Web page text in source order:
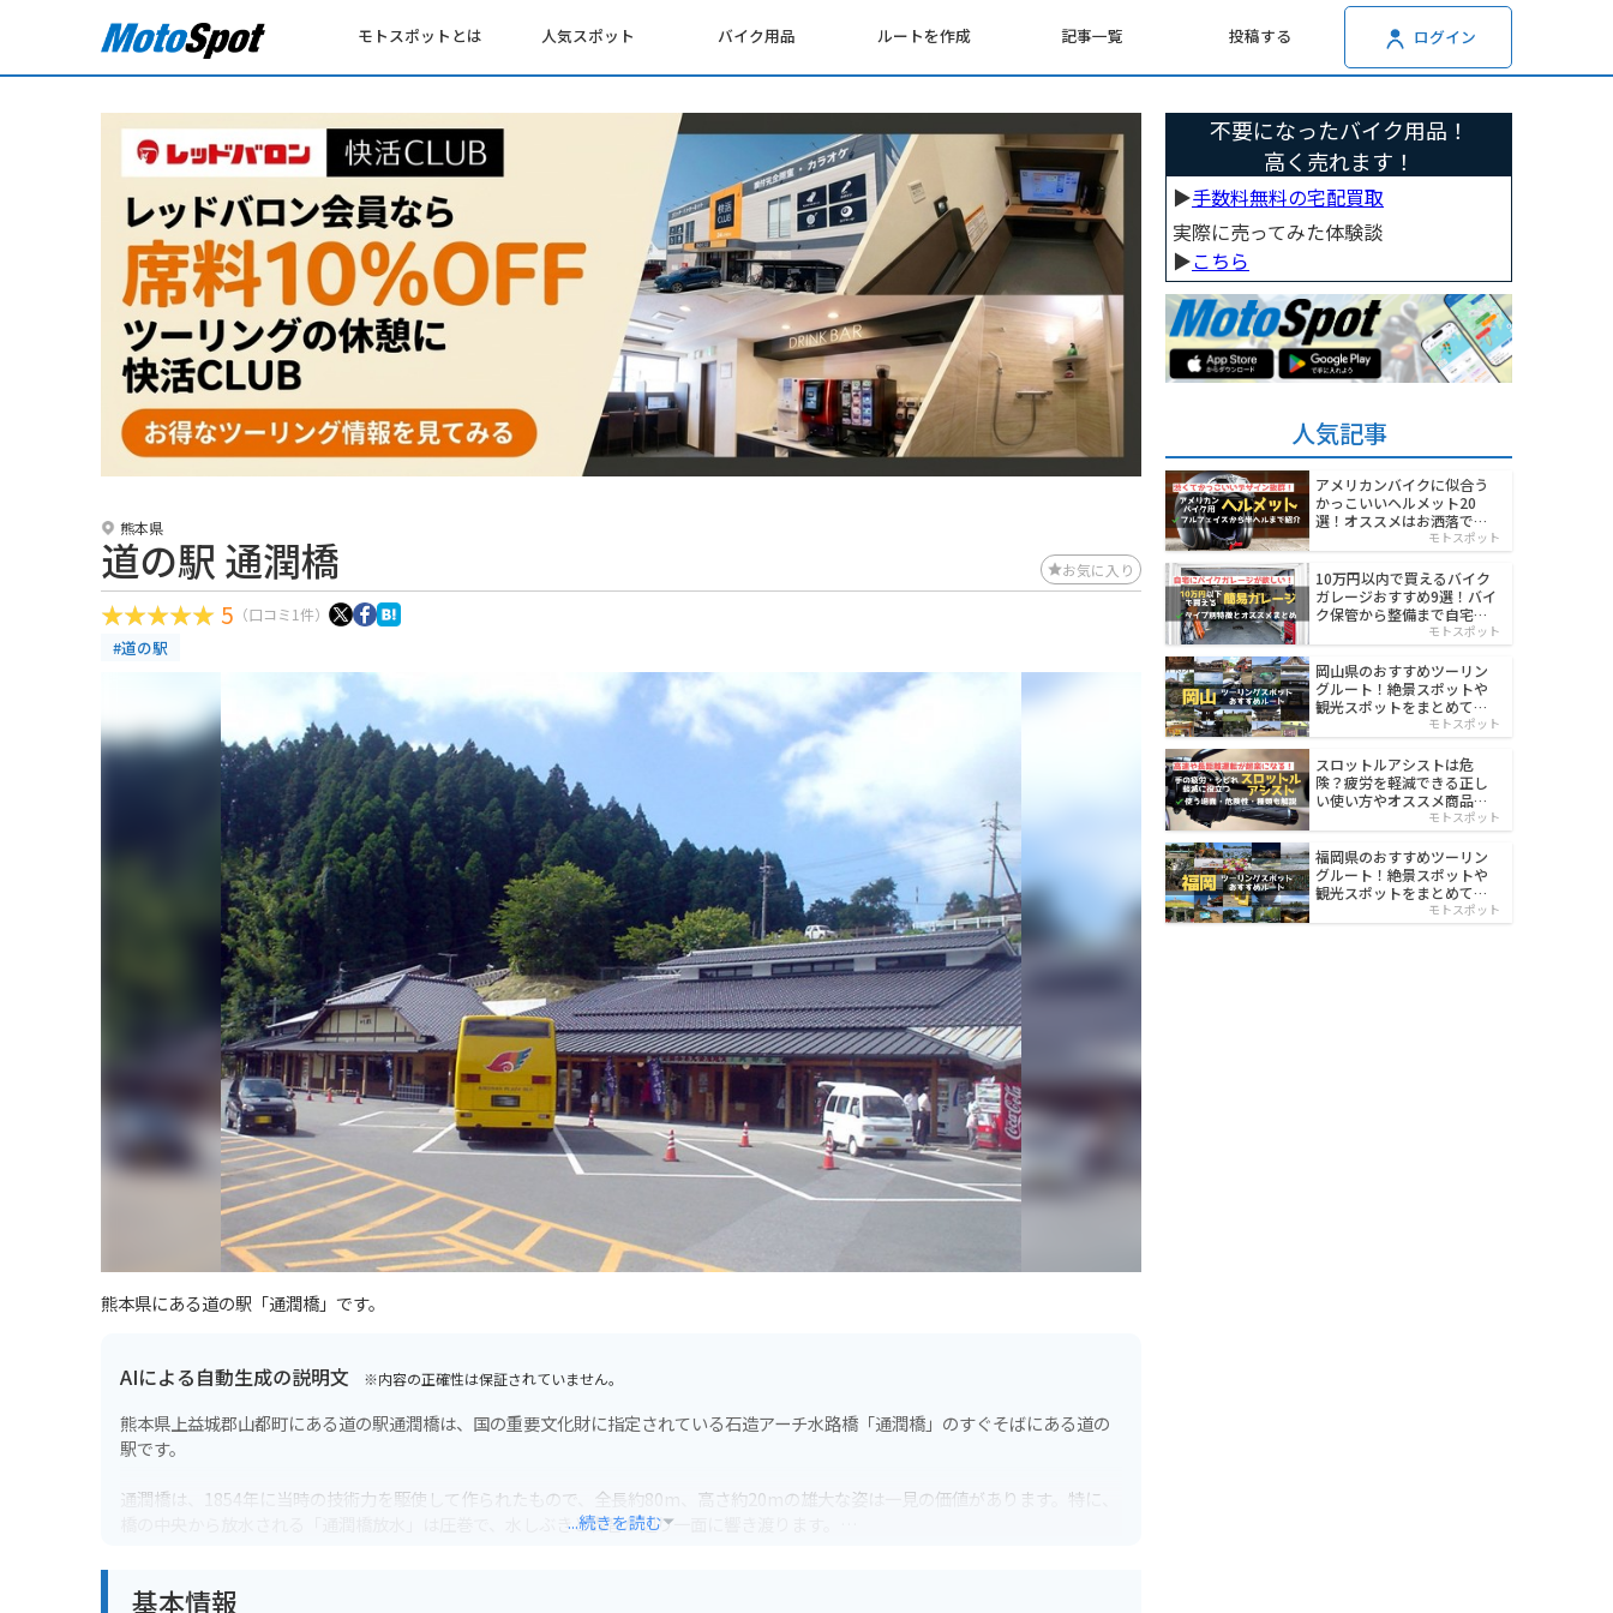
モトスポットとは 人気スポット バイク用品 ルートを作成 記事一覧 投稿する ログイン
熊本県
道の駅 通潤橋 お気に入り
5 （口コミ1件）
#道の駅
熊本県にある道の駅「通潤橋」です。
AIによる自動生成の説明文 ※内容の正確性は保証されていません。
熊本県上益城郡山都町にある道の駅通潤橋は、国の重要文化財に指定されている石造アーチ水路橋「通潤橋」のすぐそばにある道の
駅です。
通潤橋は、1854年に当時の技術力を駆使して作られたもので、全長約80m、高さ約20mの雄大な姿は一見の価値があります。特に、
橋の中央から放水される「通潤橋放水」は圧巻で、水しぶきと轟音が辺り一面に響き渡ります。
や、清らかな水で育ったヤマメの塩焼きです。
...続きを読む
基本情報
不要になったバイク用品！
高く売れます！
▶︎手数料無料の宅配買取
実際に売ってみた体験談
▶︎こちら
人気記事
アメリカンバイクに似合う
かっこいいヘルメット20
選！オススメはお洒落でワ
モトスポット
10万円以内で買えるバイク
ガレージおすすめ9選！バイ
ク保管から整備まで自宅で
モトスポット
岡山県のおすすめツーリン
グルート！絶景スポットや
観光スポットをまとめて紹
モトスポット
スロットルアシストは危
険？疲労を軽減できる正し
い使い方やオススメ商品を
モトスポット
福岡県のおすすめツーリン
グルート！絶景スポットや
観光スポットをまとめて紹
モトスポット